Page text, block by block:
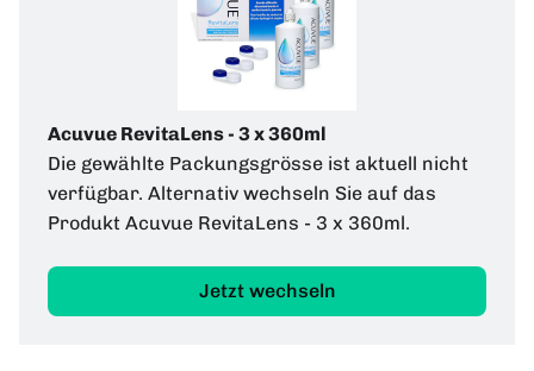
Acuvue RevitaLens - 3 x 360ml
Die gewählte Packungsgrösse ist aktuell nicht
verfügbar. Alternativ wechseln Sie auf das
Produkt Acuvue RevitaLens - 3 x 360ml.
Jetzt wechseln